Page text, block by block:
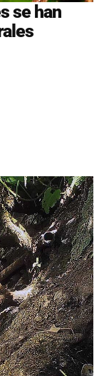
se han